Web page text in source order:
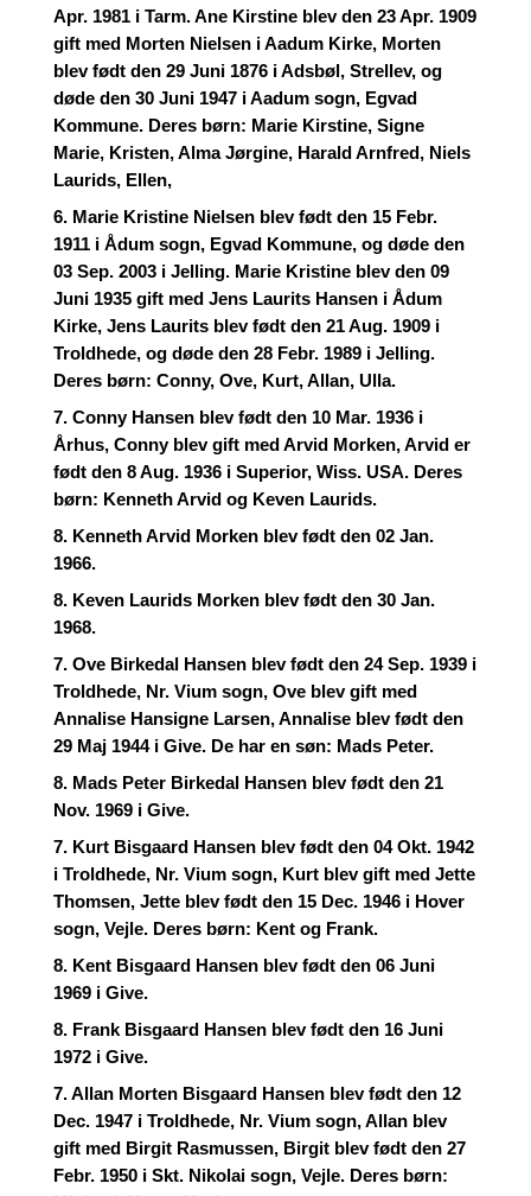
Apr. 1981 i Tarm. Ane Kirstine blev den 23 Apr. 1909
gift med Morten Nielsen i Aadum Kirke, Morten
blev født den 29 Juni 1876 i Adsbøl, Strellev, og
døde den 30 Juni 1947 i Aadum sogn, Egvad
Kommune. Deres børn: Marie Kirstine, Signe
Marie, Kristen, Alma Jørgine, Harald Arnfred, Niels
Laurids, Ellen,
6. Marie Kristine Nielsen blev født den 15 Febr.
1911 i Ådum sogn, Egvad Kommune, og døde den
03 Sep. 2003 i Jelling. Marie Kristine blev den 09
Juni 1935 gift med Jens Laurits Hansen i Ådum
Kirke, Jens Laurits blev født den 21 Aug. 1909 i
Troldhede, og døde den 28 Febr. 1989 i Jelling.
Deres børn: Conny, Ove, Kurt, Allan, Ulla.
7. Conny Hansen blev født den 10 Mar. 1936 i
Århus, Conny blev gift med Arvid Morken, Arvid er
født den 8 Aug. 1936 i Superior, Wiss. USA. Deres
børn: Kenneth Arvid og Keven Laurids.
8. Kenneth Arvid Morken blev født den 02 Jan.
1966.
8. Keven Laurids Morken blev født den 30 Jan.
1968.
7. Ove Birkedal Hansen blev født den 24 Sep. 1939 i
Troldhede, Nr. Vium sogn, Ove blev gift med
Annalise Hansigne Larsen, Annalise blev født den
29 Maj 1944 i Give. De har en søn: Mads Peter.
8. Mads Peter Birkedal Hansen blev født den 21
Nov. 1969 i Give.
7. Kurt Bisgaard Hansen blev født den 04 Okt. 1942
i Troldhede, Nr. Vium sogn, Kurt blev gift med Jette
Thomsen, Jette blev født den 15 Dec. 1946 i Hover
sogn, Vejle. Deres børn: Kent og Frank.
8. Kent Bisgaard Hansen blev født den 06 Juni
1969 i Give.
8. Frank Bisgaard Hansen blev født den 16 Juni
1972 i Give.
7. Allan Morten Bisgaard Hansen blev født den 12
Dec. 1947 i Troldhede, Nr. Vium sogn, Allan blev
gift med Birgit Rasmussen, Birgit blev født den 27
Febr. 1950 i Skt. Nikolai sogn, Vejle. Deres børn: